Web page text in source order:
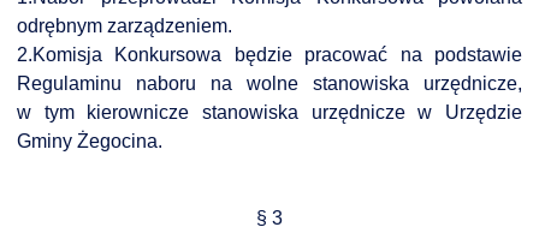
EWIDENCJA EMISYJNOŚCI BUDYNKÓW (CEEB)
odrębnym zarządzeniem.
2.Komisja Konkursowa będzie pracować na podstawie
Regulaminu naboru na wolne stanowiska urzędnicze,
w tym kierownicze stanowiska urzędnicze w Urzędzie
Gminy Żegocina.
§ 3